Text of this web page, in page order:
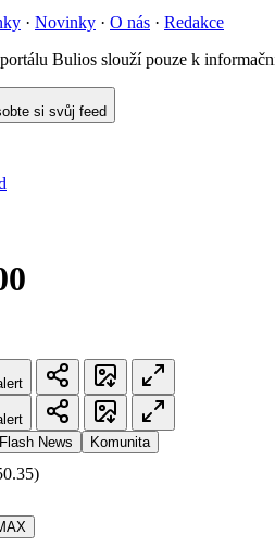
· Novinky · O nás · Redakce
Bulios slouží pouze k
si svůj feed
Flash News Komunita